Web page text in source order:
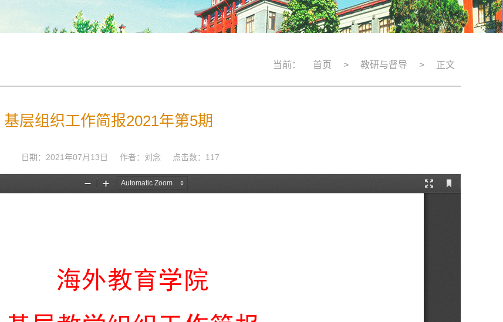
当前： 首页 > 教研与督导 > 正文
基层组织工作简报2021年第5期
日期：2021年07月13日 作者：刘念 点击数： 117